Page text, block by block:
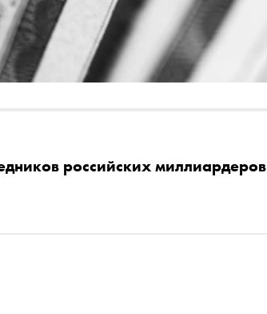
российских миллиардеров